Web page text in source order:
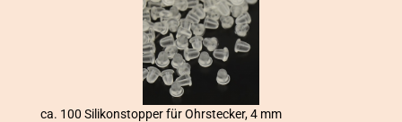
ca. 100 Si­li­kon­stop­per für Ohr­ste­cker, 4 mm